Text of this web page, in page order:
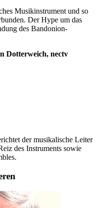
Musikinstrument und so
Der Hype um das
des Bandonion-
Dotterweich, nectv
der musikalische Leiter
des Instruments sowie